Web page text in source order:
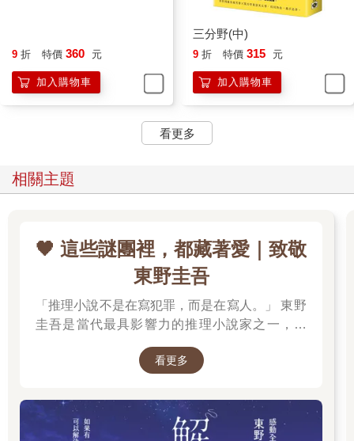
9 折 特價 360 元
加入購物車
三分野(中)
9 折 特價 315 元
加入購物車
看更多
相關主題
🖤 這些謎團裡，都藏著愛｜致敬
東野圭吾
「推理小說不是在寫犯罪，而是在寫人。」 東野
圭吾是當代最具影響力的推理小說家之一，自
《放學後》榮獲江戶川亂步獎出道以來，四十餘
年間創作超過百部作品，留下《白夜行》、《嫌
憂雜貨店》等無數經典，陪伴一代又一代讀者，
也讓推理小說跨越了類型文學的界線。 在他的故
看更多